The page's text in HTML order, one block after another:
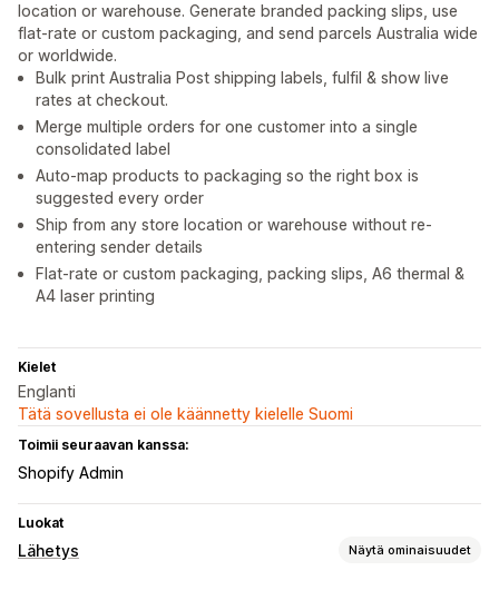
location or warehouse. Generate branded packing slips, use
flat-rate or custom packaging, and send parcels Australia wide
or worldwide.
Bulk print Australia Post shipping labels, fulfil & show live
rates at checkout.
Merge multiple orders for one customer into a single
consolidated label
Auto-map products to packaging so the right box is
suggested every order
Ship from any store location or warehouse without re-
entering sender details
Flat-rate or custom packaging, packing slips, A6 thermal &
A4 laser printing
Kielet
Englanti
Tätä sovellusta ei ole käännetty kielelle Suomi
Toimii seuraavan kanssa:
Shopify Admin
Luokat
Lähetys Näytä ominaisuudet